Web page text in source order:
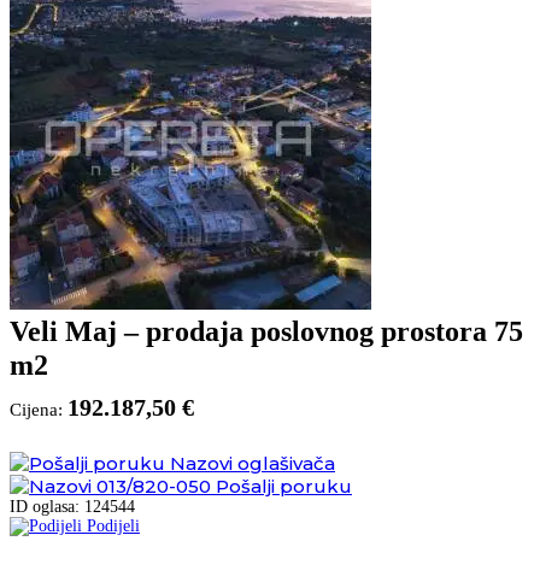
Veli Maj – prodaja poslovnog prostora 75
m2
Cijena: 192.187,50 €
Nazovi oglašivača
013/820-050 Pošalji poruku
ID oglasa: 124544
Podijeli